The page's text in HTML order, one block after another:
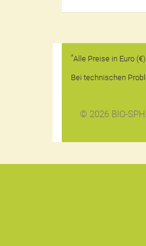
*Alle Preise in Euro
Bei technischen
© 2026 BIO-